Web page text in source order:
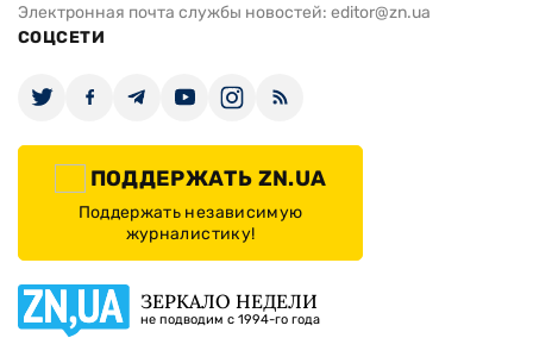
Электронная почта службы новостей: editor@zn.ua
СОЦСЕТИ
ПОДДЕРЖАТЬ ZN.UA
Поддержать независимую
журналистику!
ЗЕРКАЛО НЕДЕЛИ
не подводим с 1994-го года